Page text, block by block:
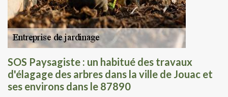
SOS Paysagiste : un habitué des travaux
d'élagage des arbres dans la ville de Jouac et
ses environs dans le 87890